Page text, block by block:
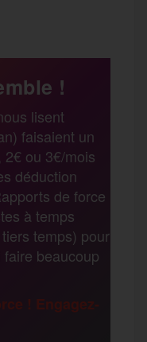
s
a
g
e
m
!
lisent
faisaient un
ou 3€/mois
déduction
de force
à temps
temps) pour
beaucoup
! Engagez-